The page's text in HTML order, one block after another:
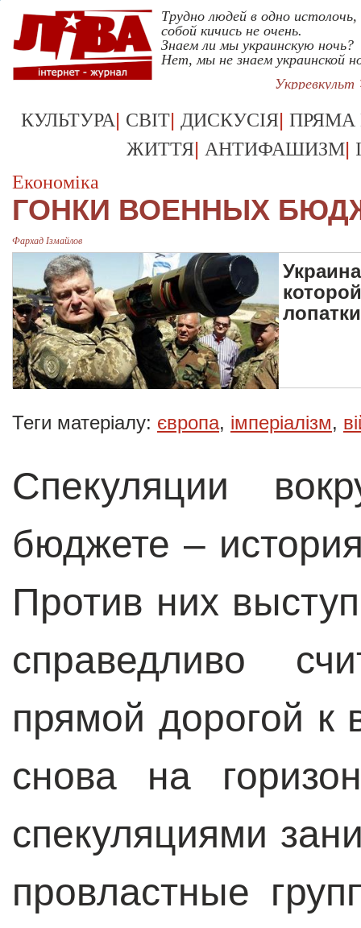
Трудно людей в одно истолочь,
собой кичись не очень.
Знаем ли мы украинскую ночь?
Нет, мы не знаем украинской
КУЛЬТУРА| СВІТ| ДИСКУСІЯ| ПРЯМА
ЖИТТЯ| АНТИФАШИЗМ|
Економіка
ГОНКИ ВОЕННЫХ
Фархад Ізмайлов
Теги матеріалу: європа, імперіалізм,
Спекуляции
бюджете –
Против них
справедливо
прямой дорогой к
снова на
спекуляциями
провластные